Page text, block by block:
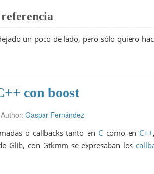
un poco de lado, pero sólo quiero
con boost
Author: Gaspar Fernández
o callbacks tanto en C como en C++
Glib, con Gtkmm se expresaban los